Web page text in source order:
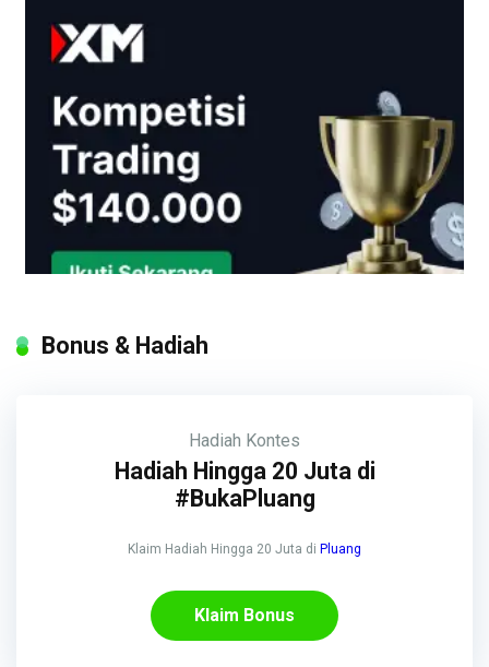
Bonus & Hadiah
Hadiah Kontes
Hadiah Hingga 20 Juta di
#BukaPluang
Klaim Hadiah Hingga 20 Juta di Pluang
Klaim Bonus